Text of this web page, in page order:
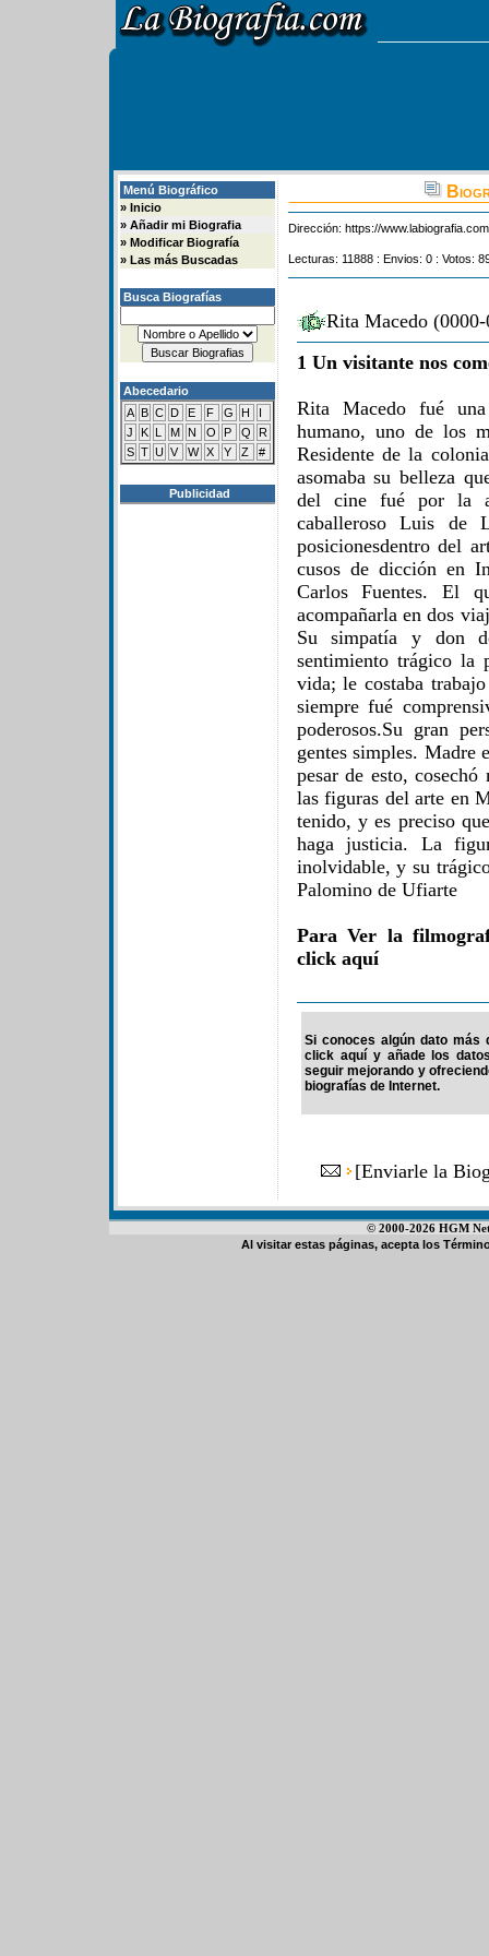
Menú Biográfico
» Inicio
» Añadir mi Biografia
» Modificar Biografía
» Las más Buscadas
Busca Biografías
Abecedario
A B C D E F G H
I
J
K L M N O P Q
R
S T U V W X Y Z #
Publicidad
Dirección: https://
Lecturas: 11888 : Envios: 0 : Votos:
Rita Macedo
1 Un visitante nos
Rita Macedo fué
humano, uno de los
Residente de la
asomaba su belleza
del cine fué por la
caballeroso Luis de
posicionesdentro del
cusos de dicción en
Carlos Fuentes. El
acompañarla en dos
Su simpatía y don
sentimiento trágico la
vida; le costaba
siempre fué
poderosos.Su gran
gentes simples. Madre
pesar de esto,
las figuras del arte en
tenido, y es preciso
haga justicia. La
inolvidable, y su
Palomino de Ufiarte
Para Ver la
click aquí
Si conoces algún dato más
click aquí y añade los
seguir mejorando y
biografías de Internet.
[Enviarle la
© 2000-2026 HGM
Al visitar estas páginas, acepta los